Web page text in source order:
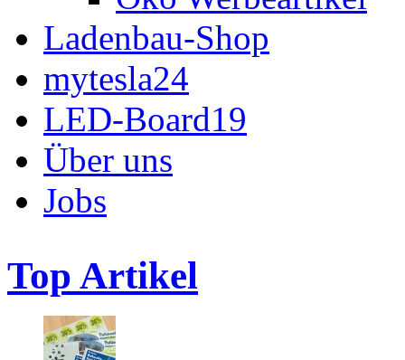
Ladenbau-Shop
mytesla24
LED-Board19
Über uns
Jobs
Top Artikel